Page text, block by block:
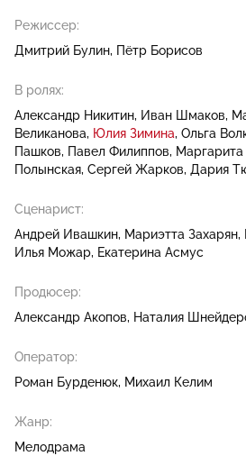
Режиссер:
Дмитрий Булин Пётр Борисов
В ролях:
Александр Никитин Иван Шмаков
Великанова Юлия Зимина Ольга
Пашков
Павел Филиппов
Полынская Сергей Жарков Дария
Сценарист:
Андрей Ивашкин Мариэтта Захарян
Илья Можар Екатерина Асмус
Продюсер:
Александр Акопов
Наталия
Оператор:
Роман Бурденюк Михаил Келим
Жанр:
Мелодрама